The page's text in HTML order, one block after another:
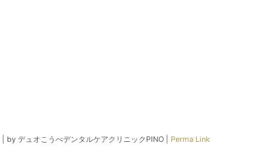
by デュオこうべデンタルケアクリニックPINO| Perma Link